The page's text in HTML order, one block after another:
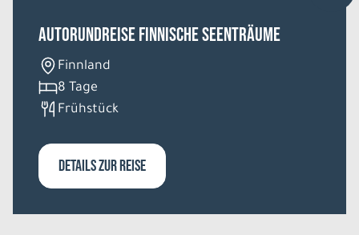
6 Tage
Mi. 02.12. - Mo. 07.12.2026
Einzelzimmer DU/WC
Belegung: 1
Autorundreise Finnische Seenträume
Finnland
8 Tage
Frühstück
DETAILS ZUR REISE